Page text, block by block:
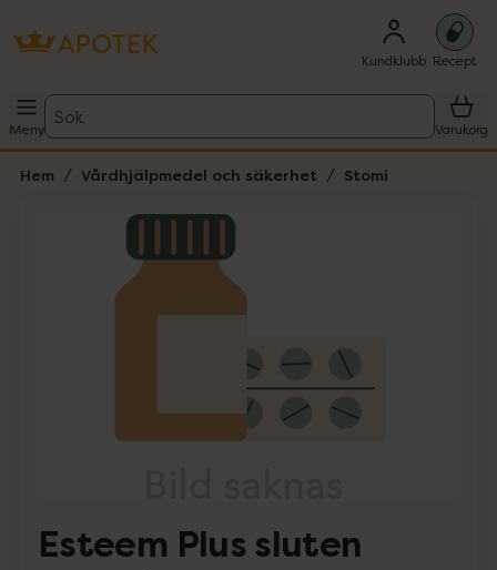
Kundklubb Recept
Meny
Sök
Varukorg
Hem Vårdhjälpmedel och säkerhet Stomi
Lista: . Innehåller 1 objekt.
Esteem Plus sluten